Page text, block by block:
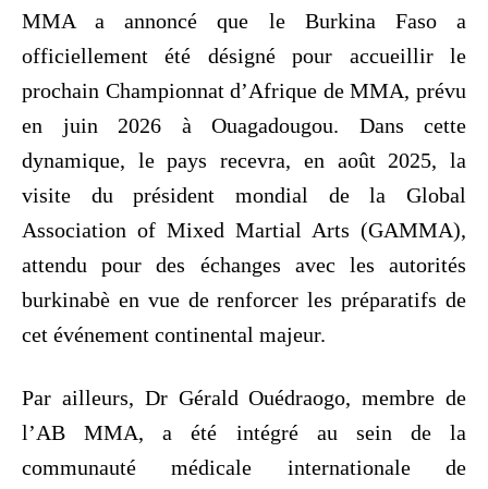
MMA a annoncé que le Burkina Faso a
officiellement été désigné pour accueillir le
prochain Championnat d’Afrique de MMA, prévu
en juin 2026 à Ouagadougou. Dans cette
dynamique, le pays recevra, en août 2025, la
visite du président mondial de la Global
Association of Mixed Martial Arts (GAMMA),
attendu pour des échanges avec les autorités
burkinabè en vue de renforcer les préparatifs de
cet événement continental majeur.
Par ailleurs, Dr Gérald Ouédraogo, membre de
l’AB MMA, a été intégré au sein de la
communauté médicale internationale de